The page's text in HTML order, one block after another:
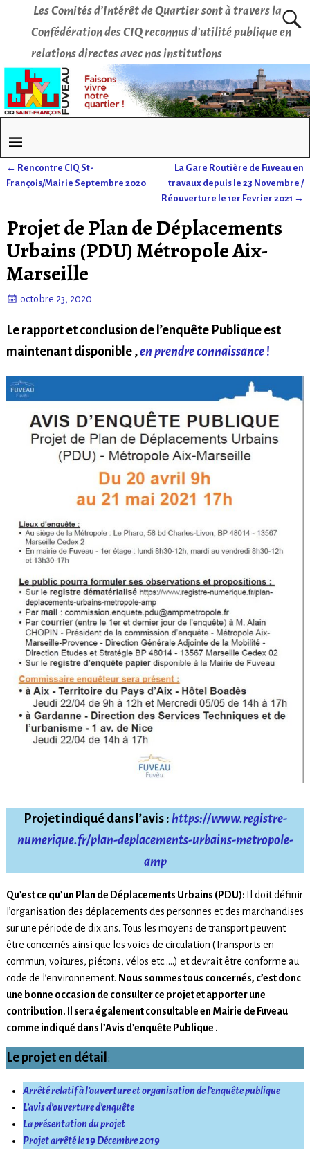
Les Comités d’Intérêt de Quartier sont à travers la
Confédération des CIQ reconnus d’utilité publique en
relations directes avec nos institutions
Navigation des articles
← Rencontre CIQ St-
François/Mairie Septembre 2020
La Gare Routière de Fuveau en
travaux depuis le 23 Novembre /
Réouverture le 1er Fevrier 2021 →
Projet de Plan de Déplacements
Urbains (PDU) Métropole Aix-
Marseille
octobre 23, 2020
Le rapport et conclusion de l’enquête Publique est
maintenant disponible ,en prendre connaissance!
Projet indiqué dans l’avis : https://www.registre-
numerique.fr/plan-deplacements-urbains-metropole-
amp
Qu’est ce qu’un Plan de Déplacements Urbains (PDU):
Il doit définir
l’organisation des déplacements des personnes et des marchandises
sur une période de dix ans. Tous les moyens de transport peuvent
être concernés ainsi que les voies de circulation (Transports en
commun, voitures, piétons, vélos etc…..) et devrait être conforme au
code de l’environnement. Nous sommes tous concernés, c’est donc
une bonne occasion de consulter ce projet et apporter une
contribution. Il sera également consultable en Mairie de Fuveau
comme indiqué dans l’Avis d’enquête Publique .
Le projet en détail :
Arrêté relatif à l’ouverture et organisation de l’enquête publique
L’avis d’ouverture d’enquête
La présentation du projet
Projetarrêté le 19 Décembre 2019